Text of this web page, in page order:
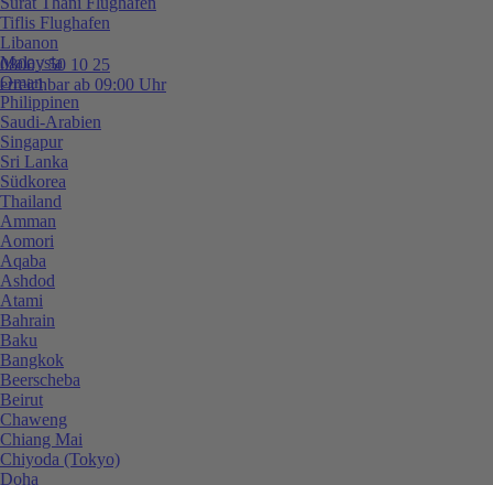
0800 / 50 10 25
erreichbar ab 09:00 Uhr
Tiflis Flughafen
Libanon
Malaysia
Oman
Philippinen
Saudi-Arabien
Singapur
Sri Lanka
Südkorea
Thailand
Amman
Aomori
Aqaba
Ashdod
Atami
Bahrain
Baku
Bangkok
Beerscheba
Beirut
Chaweng
Chiang Mai
Chiyoda (Tokyo)
Doha